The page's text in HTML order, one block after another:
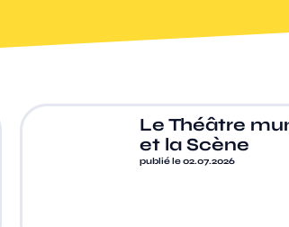
Le Théâtre
et la Scène
publié le 02.07.2026